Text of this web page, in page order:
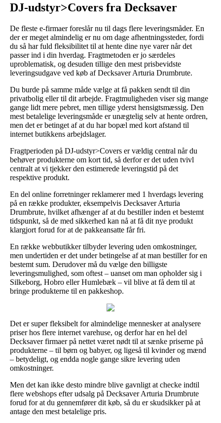
DJ-udstyr>Covers fra Decksaver
De fleste e-firmaer foreslår nu til dags flere leveringsmåder. En
der er meget almindelig er nu om dage afhentningssteder, fordi
du så har fuld fleksibilitet til at hente dine nye varer når det
passer ind i din hverdag. Fragtmetoden er jo særdeles
uproblematisk, og desuden tillige den mest prisbevidste
leveringsudgave ved køb af Decksaver Arturia Drumbrute.
Du burde på samme måde vælge at få pakken sendt til din
privatbolig eller til dit arbejde. Fragtmuligheden viser sig mange
gange lidt mere pebret, men tillige yderst hensigtsmæssig. Den
mest betalelige leveringsmåde er unægtelig selv at hente ordren,
men det er betinget af at du har bopæl med kort afstand til
internet butikkens arbejdslager.
Fragtperioden på DJ-udstyr>Covers er vældig central når du
behøver produkterne om kort tid, så derfor er det uden tvivl
centralt at vi tjekker den estimerede leveringstid på det
respektive produkt.
En del online forretninger reklamerer med 1 hverdags levering
på en række produkter, eksempelvis Decksaver Arturia
Drumbrute, hvilket afhænger af at du bestiller inden et bestemt
tidspunkt, så de med sikkerhed kan nå at få dit nye produkt
klargjort forud for at de pakkeansatte får fri.
En række webbutikker tilbyder levering uden omkostninger,
men undertiden er det under betingelse af at man bestiller for en
bestemt sum. Derudover må du vælge den billigste
leveringsmulighed, som oftest – uanset om man opholder sig i
Silkeborg, Hobro eller Humlebæk – vil blive at få dem til at
bringe produkterne til en pakkeshop.
Det er super fleksibelt for almindelige mennesker at analysere
priser hos flere internet varehuse, og derfor har en hel del
Decksaver firmaer på nettet været nødt til at sænke priserne på
produkterne – til børn og babyer, og ligeså til kvinder og mænd
– betydeligt, og endda nogle gange sikre levering uden
omkostninger.
Men det kan ikke desto mindre blive gavnligt at checke indtil
flere webshops efter udsalg på Decksaver Arturia Drumbrute
forud for at du gennemfører dit køb, så du er skudsikker på at
antage den mest betalelige pris.